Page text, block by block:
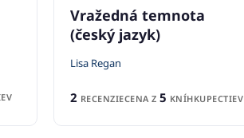
Vražedná temnota
(český jazyk)
Lisa Regan
2 RECENZIECENA Z 5 KNÍHKUPECTIEV